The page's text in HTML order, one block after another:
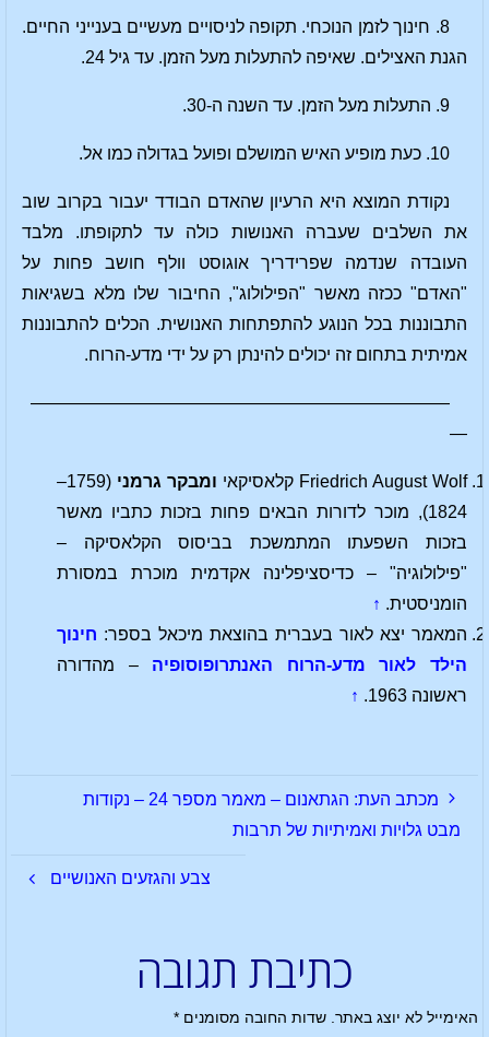
8. חינוך לזמן הנוכחי. תקופה לניסויים מעשיים בענייני החיים.
הגנת האצילים. שאיפה להתעלות מעל הזמן. עד גיל 24.
9. התעלות מעל הזמן. עד השנה ה-30.
10. כעת מופיע האיש המושלם ופועל בגדולה כמו אל.
נקודת המוצא היא הרעיון שהאדם הבודד יעבור בקרוב שוב
את השלבים שעברה האנושות כולה עד לתקופתו. מלבד
העובדה שנדמה שפרידריך אוגוסט וולף חושב פחות על
"האדם" ככזה מאשר "הפילולוג", החיבור שלו מלא בשגיאות
התבוננות בכל הנוגע להתפתחות האנושית. הכלים להתבוננות
אמיתית בתחום זה יכולים להינתן רק על ידי מדע-הרוח.
————————————————————————
—
Friedrich August Wolf קלאסיקאי ומבקר גרמני
(1759–
1824), מוכר לדורות הבאים פחות בזכות כתביו מאשר
בזכות השפעתו המתמשכת בביסוס הקלאסיקה –
"פילולוגיה" – כדיסציפלינה אקדמית מוכרת במסורת
הומניסטית. ↑
המאמר יצא לאור בעברית בהוצאת מיכאל בספר: חינוך
הילד לאור מדע-הרוח האנתרופוסופיה – מהדורה
ראשונה 1963.
↑
מכתב העת: הגתאנום – מאמר מספר 24 – נקודות
מבט גלויות ואמיתיות של תרבות
צבע והגזעים האנושיים
כתיבת תגובה
האימייל לא יוצג באתר. שדות החובה מסומנים*